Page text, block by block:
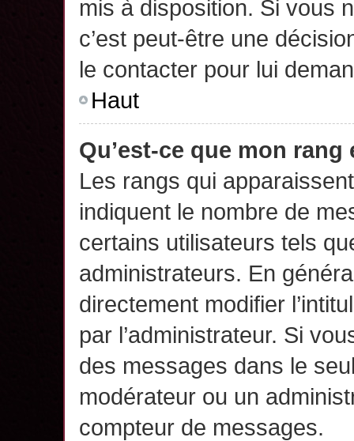
mis à disposition. Si vous
c’est peut-être une
le contacter pour lui
Haut
Qu’est-ce que mon
Les rangs qui
indiquent le nombre de
certains utilisateurs tels
administrateurs. En
directement modifier
par l’administrateur. Si
des messages dans le
modérateur ou un
compteur de messages.